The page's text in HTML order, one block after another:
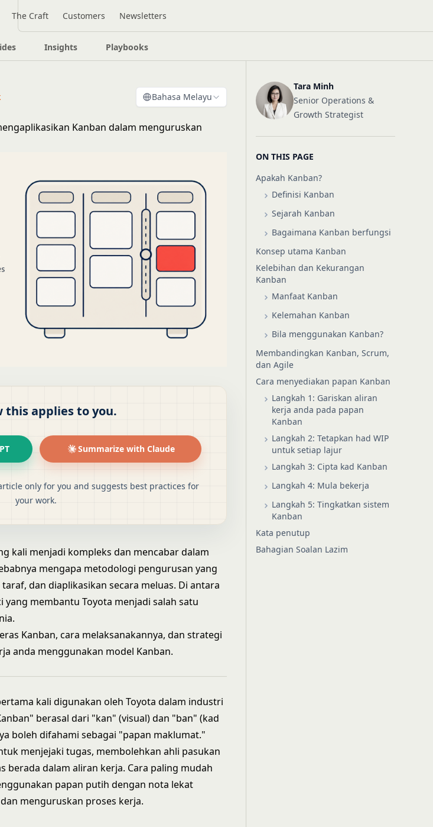
The Craft Customers Newsletters
Insights Playbooks
Bahasa Melayu
Kanban dalam menguruskan
this applies to you.
Summarize with Claude
only for you and suggests best practices for
your work.
kali menjadi kompleks dan mencabar dalam
mengapa metodologi pengurusan yang
dan diaplikasikan secara meluas. Di antara
yang membantu Toyota menjadi salah satu
Kanban, cara melaksanakannya, dan strategi
anda menggunakan model Kanban.
kali digunakan oleh Toyota dalam industri
berasal dari "kan" (visual) dan "ban" (kad
boleh difahami sebagai "papan maklumat."
menjejaki tugas, membolehkan ahli pasukan
berada dalam aliran kerja. Cara paling mudah
papan putih dengan nota lekat
menguruskan proses kerja.
Tara Minh
Senior Operations &
Growth Strategist
ON THIS PAGE
Apakah Kanban?
Definisi Kanban
Sejarah Kanban
Bagaimana Kanban berfungsi
Konsep utama Kanban
Kelebihan dan Kekurangan
Kanban
Manfaat Kanban
Kelemahan Kanban
Bila menggunakan Kanban?
Membandingkan Kanban, Scrum,
dan Agile
Cara menyediakan papan Kanban
Langkah 1: Gariskan aliran
kerja anda pada papan
Kanban
Langkah 2: Tetapkan had WIP
untuk setiap lajur
Langkah 3: Cipta kad Kanban
Langkah 4: Mula bekerja
Langkah 5: Tingkatkan sistem
Kanban
Kata penutup
Bahagian Soalan Lazim